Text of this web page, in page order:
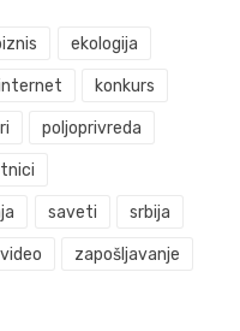
ekologija
konkurs
poljoprivreda
saveti srbija
video zapošljavanje